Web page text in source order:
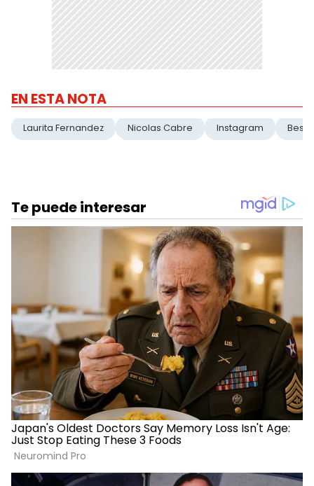
EN ESTA NOTA
Laurita Fernandez Nicolas Cabre Instagram